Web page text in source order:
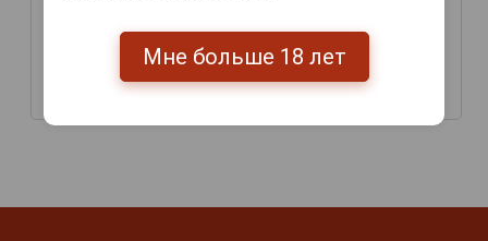
Пиво Цоллер-Хоф
Специальное Экспорт
Alkholfrei Пиво Цоллер-
Хоф Фиделис
Мне больше 18 лет